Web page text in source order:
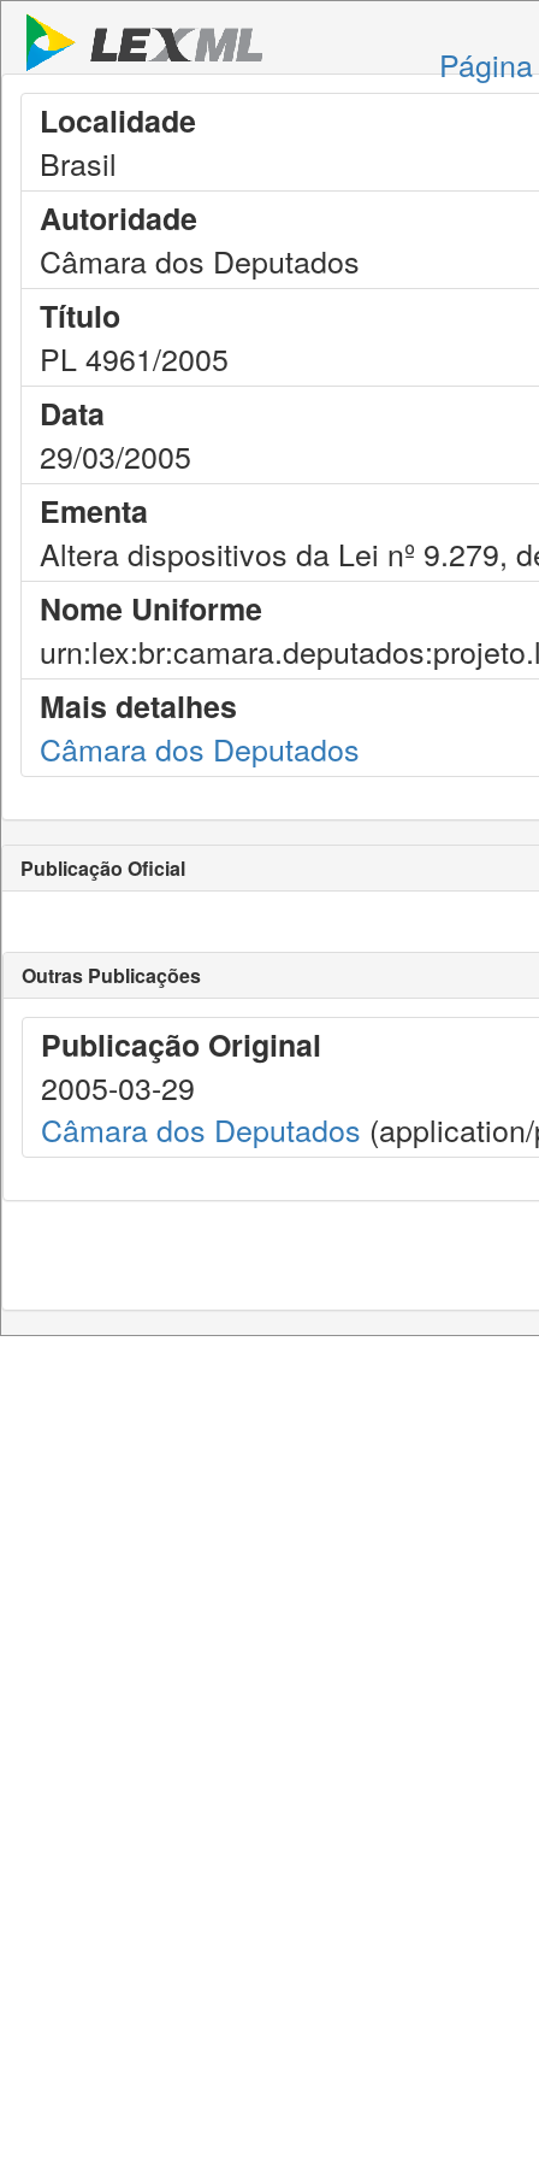
Localidade
Brasil
Autoridade
Câmara dos Deputados
Título
PL 4961/2005
Data
29/03/2005
Ementa
Altera dispositivos da Lei nº 9.279,
Nome Uniforme
Mais detalhes
Câmara dos Deputados
Publicação Oficial
Outras Publicações
Publicação Original
2005-03-29
Câmara dos Deputados